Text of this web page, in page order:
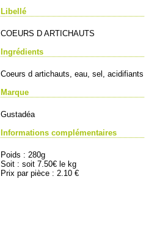
Libellé
COEURS D ARTICHAUTS
Ingrédients
Coeurs d artichauts, eau, sel, acidifiants
Marque
Gustadéa
Informations complémentaires
Poids : 280g
Soit : soit 7.50€ le kg
Prix par pièce : 2.10 €